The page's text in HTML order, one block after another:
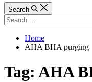
Search
Search
for:
Home
AHA BHA purging
Tag: AHA